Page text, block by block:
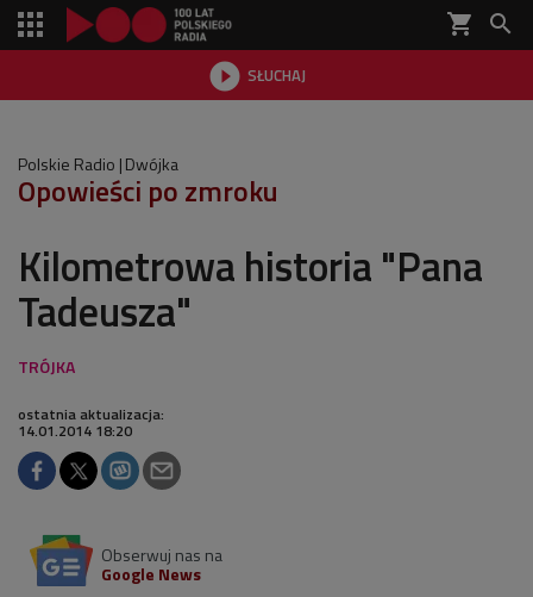
shopping_cart 
 SŁUCHAJ

Polskie Radio Dwójka
Opowieści po zmroku
Kilometrowa historia "Pana
Tadeusza"
ostatnia aktualizacja:
14.01.2014 18:20
Obserwuj nas na
Google News